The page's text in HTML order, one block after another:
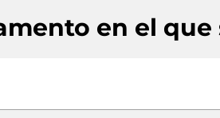
en el que